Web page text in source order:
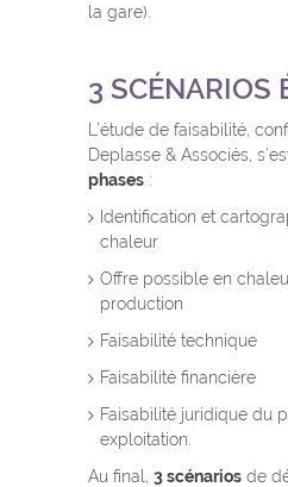
la gare).
3 SCÉNARIOS
L’étude de faisabilité,
Deplasse & Associés,
phases :
Identification et
chaleur
Offre possible en
production
Faisabilité technique
Faisabilité financière
Faisabilité juridique du
exploitation.
Au final, 3 scénarios de